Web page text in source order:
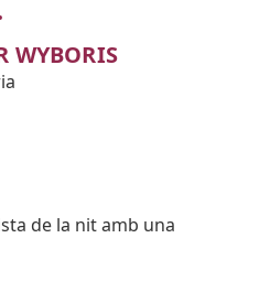
WYBORIS
de la nit amb una